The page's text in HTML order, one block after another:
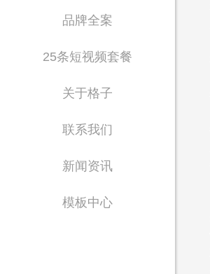
品牌全案
25条短视频套餐
关于格子
联系我们
新闻资讯
模板中心